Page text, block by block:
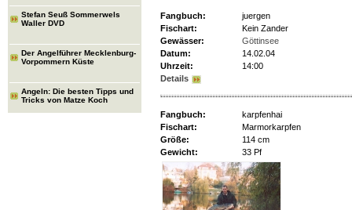
Stefan Seuß Sommerwels
Waller DVD
Der Angelführer Mecklenburg-
Vorpommern Küste
Angeln: Die besten Tipps und
Tricks von Matze Koch
Fangbuch:
juergen
Fischart:
Kein Zander
Gewässer:
Göttinsee
Datum:
14.02.04
Uhrzeit:
14:00
Details
Fangbuch:
karpfenhai
Fischart:
Marmorkarpfen
Größe:
114 cm
Gewicht:
33 Pf